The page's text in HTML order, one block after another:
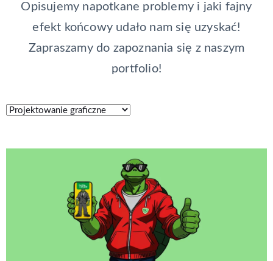
Opisujemy napotkane problemy i jaki fajny
efekt końcowy udało nam się uzyskać!
Zapraszamy do zapoznania się z naszym
portfolio!